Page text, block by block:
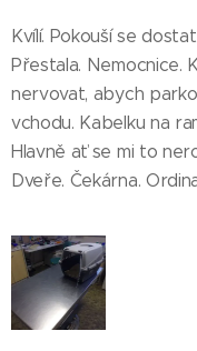
Kvílí. Pokouší se
Přestala. Nemocnice.
nervovat, abych
vchodu. Kabelku na
Hlavně ať se mi to
Dveře. Čekárna.